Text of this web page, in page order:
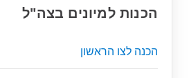
הכנות למיונים בצה"ל
הכנה לצו הראשון